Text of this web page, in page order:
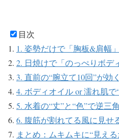
目次
1. 姿勢だけで「胸板&肩幅
2. 日焼けで「のっぺりボデ
3. 直前の“腕立て10回”が効
4. ボディオイル or 濡れ肌で
5. 水着の“丈”と“色”で逆三
6. 腹筋が割れてる風に見せ
まとめ：ムキムキに“見える